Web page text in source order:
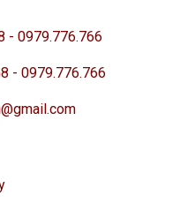
- 0979.776.766
- 0979.776.766